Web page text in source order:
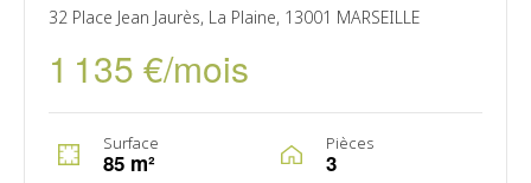
32 Place Jean Jaurès, La Plaine, 13001 MARSEILLE
1 135 €/mois
Surface
85 m²
Pièces
3